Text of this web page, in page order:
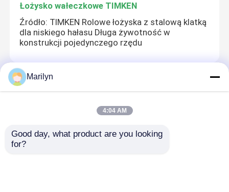
Łożysko wałeczkowe TIMKEN
Źródło: TIMKEN Rolowe łożyska z stalową klatką
dla niskiego hałasu Długa żywotność w
konstrukcji pojedynczego rzędu
Łożysko kulkowe NSK
Łożysko kulkowe NSK 35x72x15mm klasy precyzji
ABEC 1 z metalowym uszczelnieniem do
Marilyn
4:04 AM
Good day, what product are you looking
for?